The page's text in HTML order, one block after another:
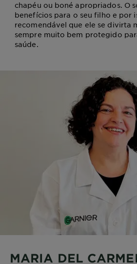
chapéu ou boné apropriados. O
benefícios para o seu filho e por
recomendável que ele se divirta
sempre muito bem protegido
saúde.
MARIA DEL